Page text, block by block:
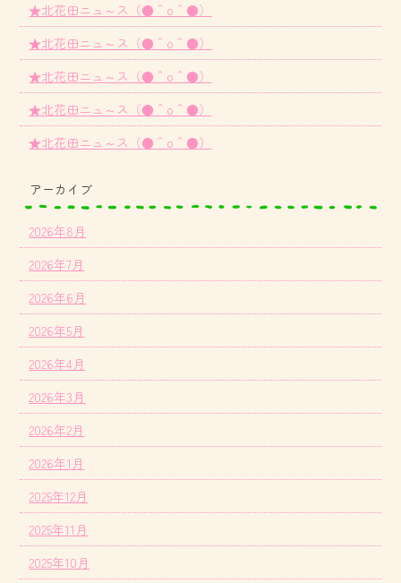
★北花田ニュ～ス（●＾o＾●）
★北花田ニュ～ス（●＾o＾●）
★北花田ニュ～ス（●＾o＾●）
★北花田ニュ～ス（●＾o＾●）
★北花田ニュ～ス（●＾o＾●）
アーカイブ
2026年8月
2026年7月
2026年6月
2026年5月
2026年4月
2026年3月
2026年2月
2026年1月
2025年12月
2025年11月
2025年10月